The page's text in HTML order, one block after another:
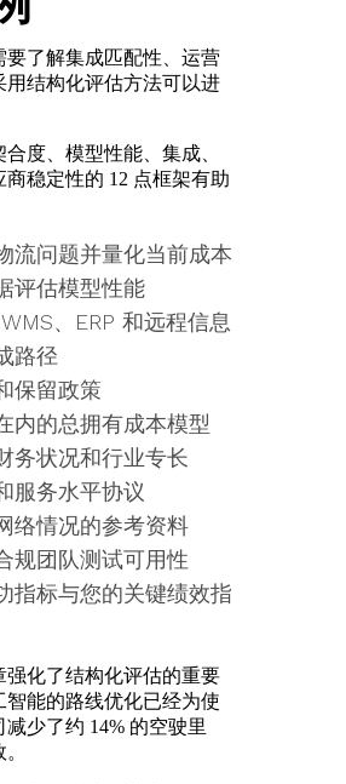
了解集成匹配性、运营
结构化评估方法可以进
度、模型性能、集成、
稳定性的 12 点框架有助
流问题并量化当前成本
评估模型性能
、ERP 和远程信息
路径
保留政策
内的总拥有成本模型
务状况和行业专长
服务水平协议
络情况的参考资料
规团队测试可用性
指标与您的关键绩效指
强化了结构化评估的重要
能的路线优化已经为使
少了约 14% 的空驶里